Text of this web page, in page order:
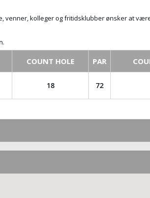
kolleger og fritidsklubber ønsker at
COUNT HOLE PAR
18 72